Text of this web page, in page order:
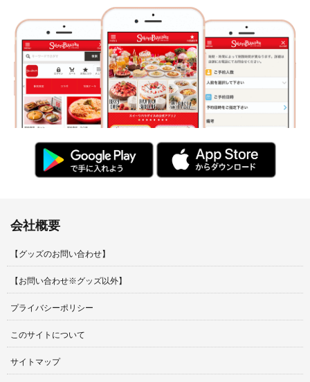
会社概要
【グッズのお問い合わせ】
【お問い合わせ※グッズ以外】
プライバシーポリシー
このサイトについて
サイトマップ